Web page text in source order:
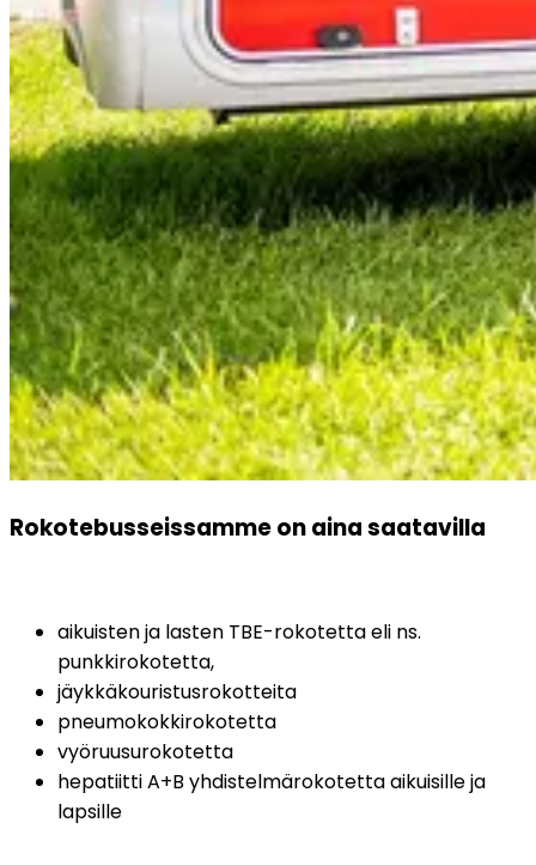
Rokotebusseissamme on aina saatavilla
aikuisten ja lasten TBE-rokotetta eli ns.
punkkirokotetta,
jäykkäkouristusrokotteita
pneumokokkirokotetta
vyöruusurokotetta
hepatiitti A+B yhdistelmärokotetta aikuisille ja
lapsille